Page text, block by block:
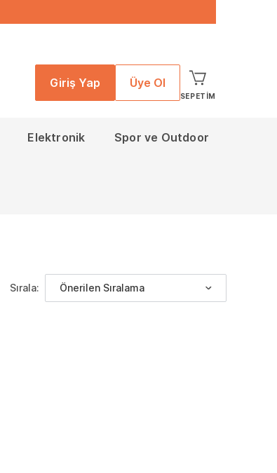
Giriş Yap Üye Ol
SEPETIM
Elektronik Spor ve Outdoor
Sırala: Önerilen Sıralama